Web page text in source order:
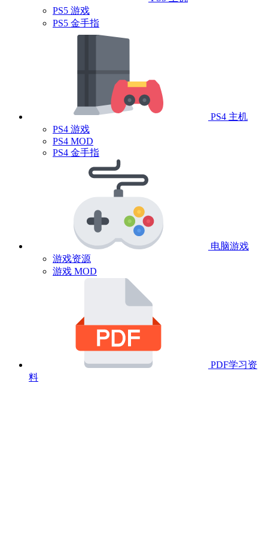
PS5 游戏
PS5 金手指
PS4 主机
PS4 游戏
PS4 MOD
PS4 金手指
电脑游戏
游戏资源
游戏 MOD
PDF学习资
料